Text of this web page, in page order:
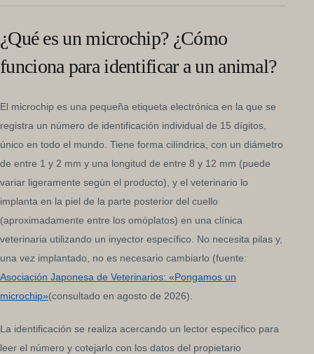
¿Qué es un microchip? ¿Cómo
funciona para identificar a un animal?
El microchip es una pequeña etiqueta electrónica en la que se
registra un número de identificación individual de 15 dígitos,
único en todo el mundo. Tiene forma cilíndrica, con un diámetro
de entre 1 y 2 mm y una longitud de entre 8 y 12 mm (puede
variar ligeramente según el producto), y el veterinario lo
implanta en la piel de la parte posterior del cuello
(aproximadamente entre los omóplatos) en una clínica
veterinaria utilizando un inyector específico. No necesita pilas y,
una vez implantado, no es necesario cambiarlo (fuente:
Asociación Japonesa de Veterinarios: «Pongamos un
microchip»(consultado en agosto de 2026).
La identificación se realiza acercando un lector específico para
leer el número y cotejarlo con los datos del propietario